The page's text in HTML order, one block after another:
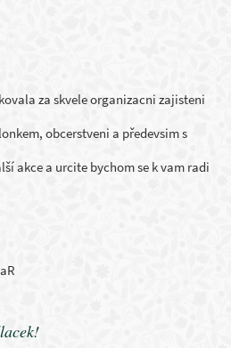
za skvele organizacni zajisteni
obcerstveni a předevsim s
akce a urcite bychom se k vam radi